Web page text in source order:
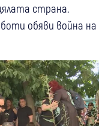
страна.
обяви война на